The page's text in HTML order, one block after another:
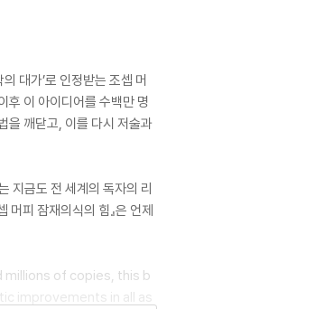
대가’로 인정받는 조셉 머
후 이 아이디어를 수백만 명
을 깨닫고, 이를 다시 저술과
지금도 전 세계의 독자의 리
머피 잠재의식의 힘』은 언제
of copies, this b
improvements in all as